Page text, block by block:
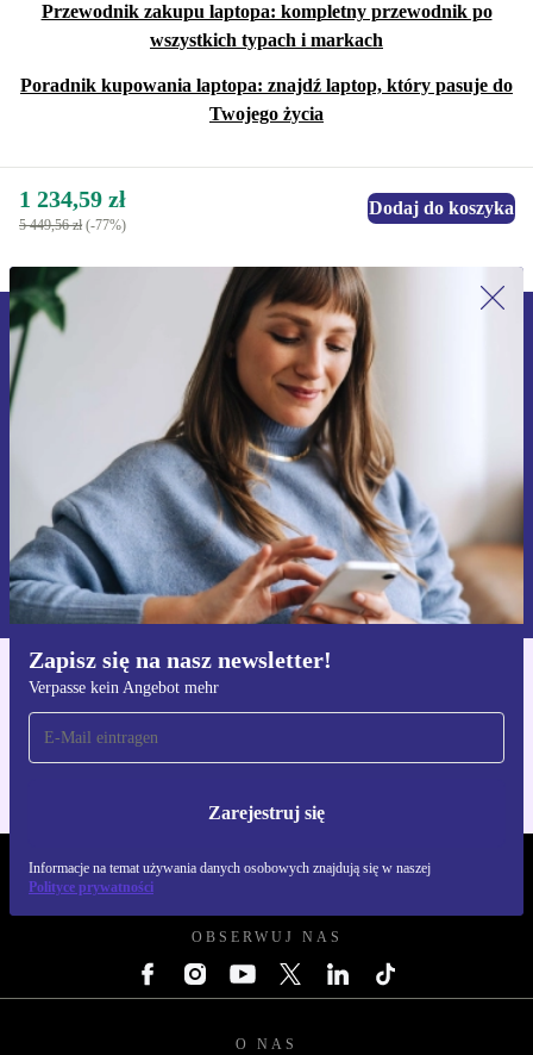
Przewodnik zakupu laptopa: kompletny przewodnik po
wszystkich typach i markach
Poradnik kupowania laptopa: znajdź laptop, który pasuje do
Twojego życia
1 234,59 zł
5 449,56 zł (-77%)
Dodaj do koszyka
Zapisz się na nasz newsletter!
Verpasse kein Angebot mehr
Zarejestruj się
Informacje na temat używania danych osobowych znajdują się w naszej
Polityce prywatności
Zapisz się na nasz newsletter!
Nie przegap żadnej oferty.
Zarejestruj się
Informacje na temat używania danych osobowych znajdują się w
naszejPolityce prywatności
Pobierz aplikację refurbed
Dla iOS i Android
REFURBED POLSKA - RETHINK NEW.
OBSERWUJ NAS
O NAS